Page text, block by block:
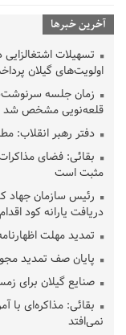
آخرین خبرها
تسهیلات
اولویت‌های گیلان
زمان جلسه
قلعه‌نویی مشخص شد
دفتر رهبر انقلاب:
بقائی: فضای
مثبت است
رئیس سازمان جهاد
دریافت یارانه کود
تمدید مهلت اظهارنامه‌های
پایان صف تمدید
صنایع گیلان برای
بقائی: مذاکره‌ای با
نمی‌افتد